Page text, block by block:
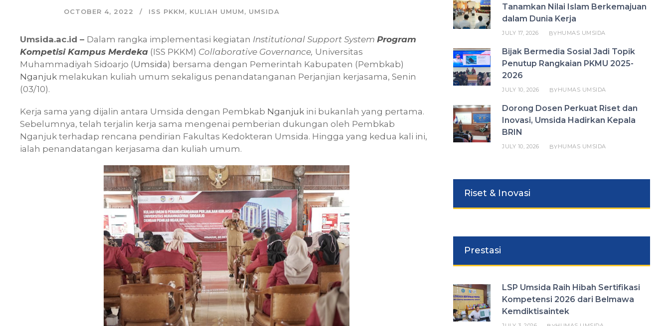
OCTOBER 4, 2022 ISS PKKM, KULIAH UMUM, UMSIDA
Umsida.ac.id – Dalam rangka implementasi kegiatan Institutional Support System Program
Kompetisi Kampus Merdeka (ISS PKKM) Collaborative Governance, Universitas
Muhammadiyah Sidoarjo (Umsida) bersama dengan Pemerintah Kabupaten (Pembkab)
Nganjuk melakukan kuliah umum sekaligus penandatanganan Perjanjian kerjasama, Senin
(03/10).
Kerja sama yang dijalin antara Umsida dengan Pembkab Nganjuk ini bukanlah yang pertama.
Sebelumnya, telah terjalin kerja sama mengenai pemberian dukungan oleh Pembkab
Nganjuk terhadap rencana pendirian Fakultas Kedokteran Umsida. Hingga yang kedua kali ini,
ialah penandatangan kerjasama dan kuliah umum.
Tanamkan Nilai Islam Berkemajuan
dalam Dunia Kerja
JULY 17, 2026 BYHUMAS UMSIDA
Bijak Bermedia Sosial Jadi Topik
Penutup Rangkaian PKMU 2025-
2026
JULY 10, 2026 BYHUMAS UMSIDA
Dorong Dosen Perkuat Riset dan
Inovasi, Umsida Hadirkan Kepala
BRIN
JULY 10, 2026 BYHUMAS UMSIDA
Riset & Inovasi
Prestasi
LSP Umsida Raih Hibah Sertifikasi
Kompetensi 2026 dari Belmawa
Kemdiktisaintek